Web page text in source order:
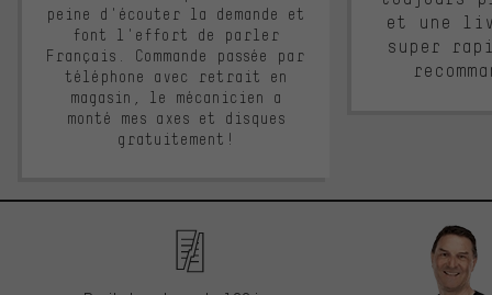
peine d'écouter la demande et
font l'effort de parler
Français. Commande passée par
téléphone avec retrait en
magasin, le mécanicien a
monté mes axes et disques
gratuitement!
et une
super